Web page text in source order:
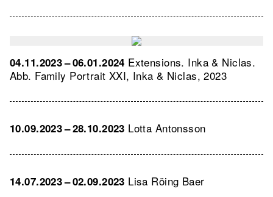
04.11.2023 – 06.01.2024 Extensions. Inka & Niclas.
Abb. Family Portrait XXI, Inka & Niclas, 2023
10.09.2023 – 28.10.2023 Lotta Antonsson
14.07.2023 – 02.09.2023 Lisa Röing Baer